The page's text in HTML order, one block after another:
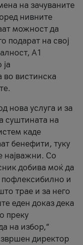
на зачуваните
нивните
можност да
подарат на свој
А1
во вистинска
нова услуга и за
суштината на
каде
бенефити, туку
најважни. Со
добива моќ да
пофлексибилно и
трае и за него
еден доказ дека
преку
на избор,“
директор